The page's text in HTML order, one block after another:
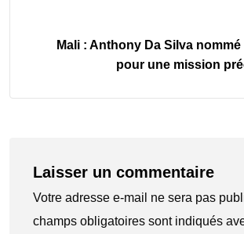
Mali : Anthony Da Silva
pour une mission
Laisser un commentaire
Votre adresse e-mail ne sera pas
champs obligatoires sont indiqués